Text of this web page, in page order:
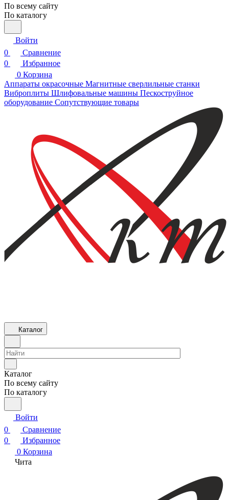
По всему сайту
По каталогу
Войти
0
Сравнение
0
Избранное
0 Корзина
Аппараты окрасочные Магнитные сверлильные станки
Виброплиты Шлифовальные машины Пескоструйное
оборудование Сопутствующие товары
Каталог
Каталог
По всему сайту
По каталогу
Войти
0
Сравнение
0
Избранное
0 Корзина
Чита